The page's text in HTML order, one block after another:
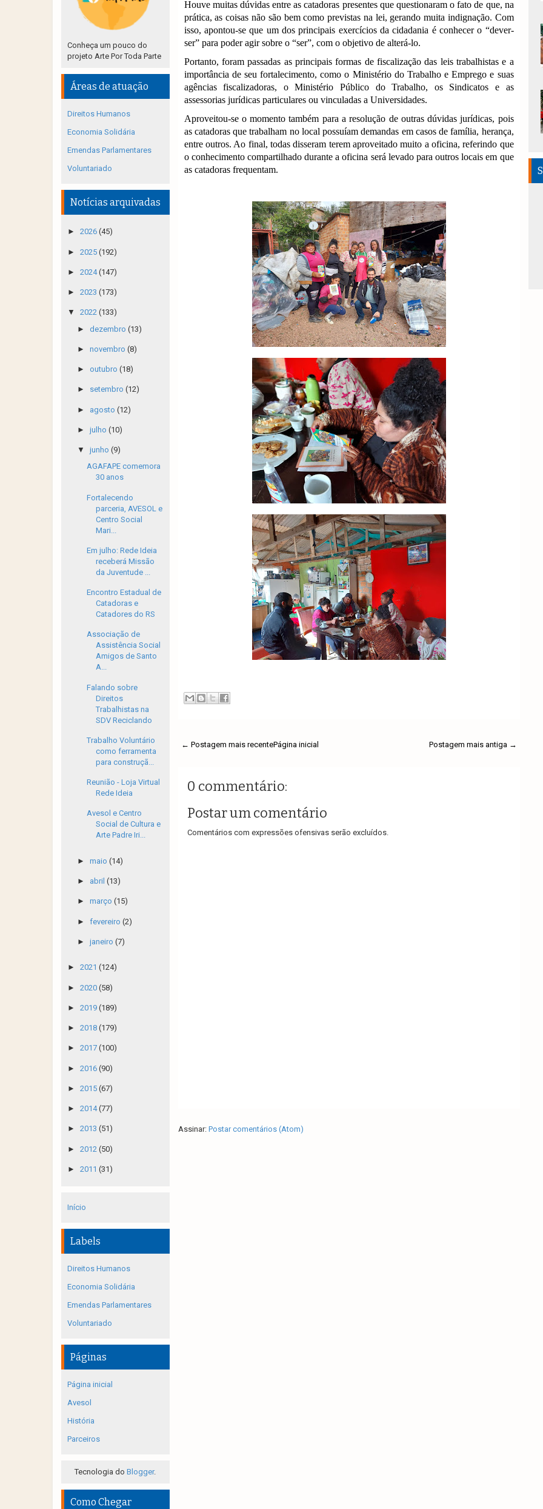
Houve muitas dúvidas entre as catadoras presentes que questionaram o fato de que, na
prática, as coisas não são bem como previstas na lei, gerando muita indignação. Com
isso, apontou-se que um dos principais exercícios da cidadania é conhecer o “dever-
ser” para poder agir sobre o “ser”, com o objetivo de alterá-lo.
Portanto, foram passadas as principais formas de fiscalização das leis trabalhistas e a
importância de seu fortalecimento, como o Ministério do Trabalho e Emprego e suas
agências fiscalizadoras, o Ministério Público do Trabalho, os Sindicatos e as
assessorias jurídicas particulares ou vinculadas a Universidades.
Aproveitou-se o momento também para a resolução de outras dúvidas jurídicas, pois
as catadoras que trabalham no local possuíam demandas em casos de família, herança,
entre outros. Ao final, todas disseram terem aproveitado muito a oficina, referindo que
o conhecimento compartilhado durante a oficina será levado para outros locais em que
as catadoras frequentam.
← Postagem mais recente Postagem mais antiga →
Página inicial
0 commentário:
Postar um comentário
Comentários com expressões ofensivas serão excluídos.
Assinar: Postar comentários (Atom)
Conheça um pouco do
projeto Arte Por Toda Parte
Áreas de atuação
Direitos Humanos
Economia Solidária
Emendas Parlamentares
Voluntariado
Notícias arquivadas
► 2026 (45)
► 2025 (192)
► 2024(147)
► 2023 (173)
▼ 2022 (133)
► dezembro (13)
► novembro (8)
► outubro (18)
► setembro (12)
► agosto (12)
► julho (10)
▼ junho (9)
AGAFAPE comemora
30 anos
Fortalecendo
parceria, AVESOL e
Centro Social
Mari...
Em julho: Rede Ideia
receberá Missão
da Juventude ...
Encontro Estadual de
Catadoras e
Catadores do RS
Associação de
Assistência Social
Amigos de Santo
A...
Falando sobre
Direitos
Trabalhistas na
SDV Reciclando
Trabalho Voluntário
como ferramenta
para construçã...
Reunião - Loja Virtual
Rede Ideia
Avesol e Centro
Social de Cultura e
Arte Padre Iri...
► maio (14)
► abril (13)
► março (15)
► fevereiro (2)
► janeiro (7)
► 2021 (124)
► 2020 (58)
► 2019 (189)
► 2018 (179)
► 2017 (100)
► 2016 (90)
► 2015 (67)
► 2014(77)
► 2013 (51)
► 2012 (50)
► 2011 (31)
Início
Labels
Direitos Humanos
Economia Solidária
Emendas Parlamentares
Voluntariado
Páginas
Página inicial
Avesol
História
Parceiros
Tecnologia doBlogger.
Como Chegar